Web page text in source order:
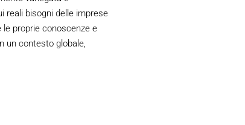
reali bisogni delle imprese
proprie conoscenze e
un contesto globale,